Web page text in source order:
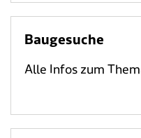
Baugesuche
Alle Infos zum